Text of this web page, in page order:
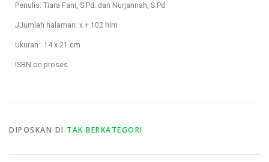
Penulis: Tiara Fani, S.Pd. dan Nurjannah, S.Pd
JJumlah halaman: x + 102 hlm
Ukuran : 14 x 21 cm
ISBN on proses
DIPOSKAN DI TAK BERKATEGORI